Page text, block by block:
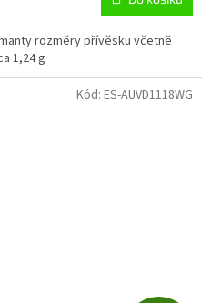
A
rozměry přívěsku včetně
1,24 g
Kód: ES-AUVD1118WG